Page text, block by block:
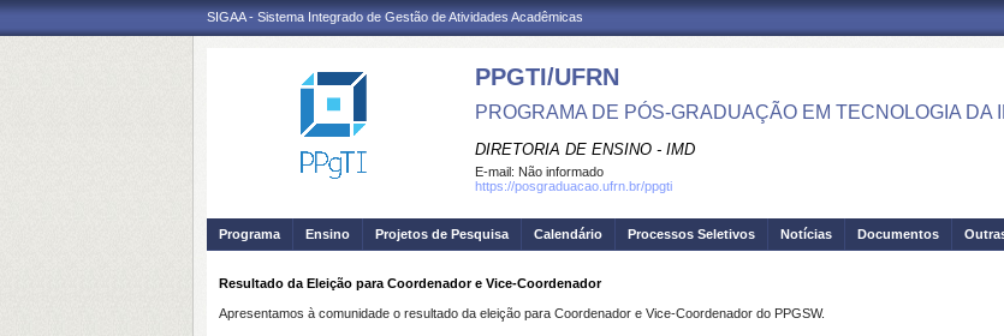
SIGAA - Sistema Integrado de Gestão de Atividades Acadêmicas
PPGTI/UFRN
PROGRAMA DE PÓS-GRADUAÇÃO EM TECNOLOGIA DA
DIRETORIA DE ENSINO - IMD
E-mail: Não informado
https://posgraduacao.ufrn.br/ppgti
Programa Ensino Projetos de Pesquisa Calendário Processos Seletivos Notícias Documentos
Resultado da Eleição para Coordenador e Vice-Coordenador
Apresentamos à comunidade o resultado da eleição para Coordenador e Vice-Coordenador do PPGSW.